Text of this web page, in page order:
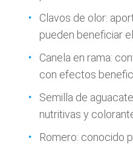
Clavos de olor:
pueden beneficiar
Canela en rama:
con efectos
Semilla de
nutritivas y
Romero: conocido